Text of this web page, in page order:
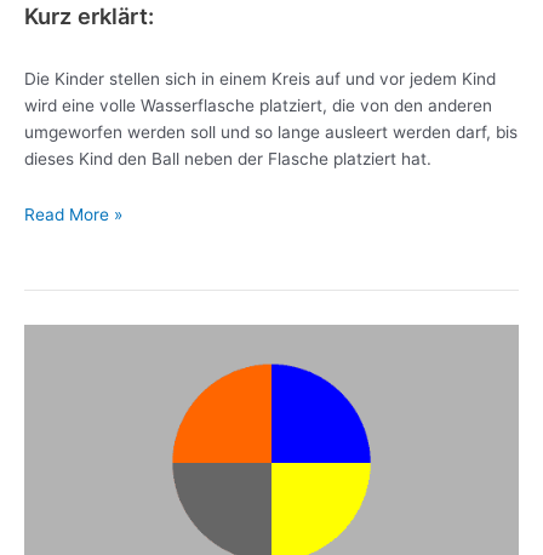
Kurz erklärt:
Die Kinder stellen sich in einem Kreis auf und vor jedem Kind
wird eine volle Wasserflasche platziert, die von den anderen
umgeworfen werden soll und so lange ausleert werden darf, bis
dieses Kind den Ball neben der Flasche platziert hat.
Read More »